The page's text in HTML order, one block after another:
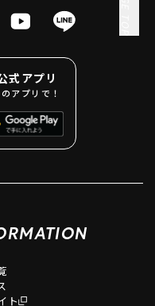
式アプリ
アプリで！
ト